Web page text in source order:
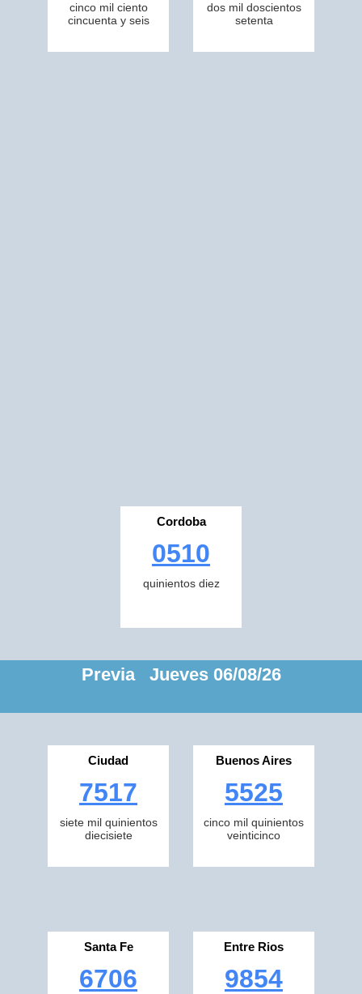
cinco mil ciento
cincuenta y seis
dos mil doscientos
setenta
Cordoba
0510
quinientos diez
Previa Jueves 06/08/26
Ciudad
7517
siete mil quinientos
diecisiete
Buenos Aires
5525
cinco mil quinientos
veinticinco
Santa Fe
6706
Entre Rios
9854